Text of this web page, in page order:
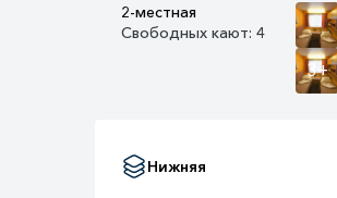
2-местная
Свободных кают: 4
3+
Нижняя